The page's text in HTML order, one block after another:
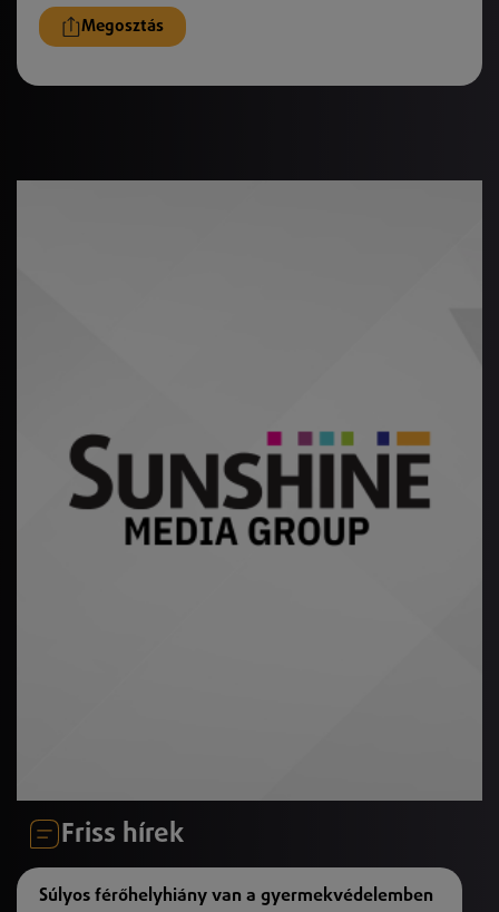
Megosztás
Friss hírek
Súlyos férőhelyhiány van a gyermekvédelemben